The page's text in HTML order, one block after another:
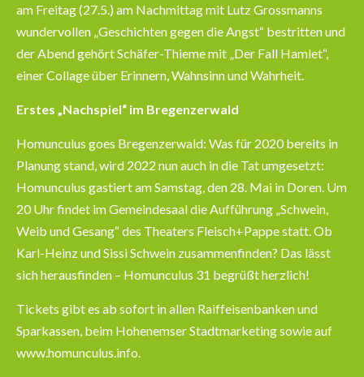
am Freitag (27.5.) am Nachmittag mit Lutz Grossmanns
wundervollen „Geschichten gegen die Angst“ bestritten und
der Abend gehört Schäfer-Thieme mit „Der Fall Hamlet“,
einer Collage über Erinnern, Wahnsinn und Wahrheit.
Erstes „Nachspiel“ im Bregenzerwald
Homunculus goes Bregenzerwald: Was für 2020 bereits in
Planung stand, wird 2022 nun auch in die Tat umgesetzt:
Homunculus gastiert am Samstag, den 28. Mai in Doren. Um
20 Uhr findet im Gemeindesaal die Aufführung „Schwein,
Weib und Gesang“ des Theaters Fleisch+Pappe statt. Ob
Karl-Heinz und Sissi Schwein zusammenfinden? Das lässt
sich herausfinden – Homunculus 31 begrüßt herzlich!
Tickets gibt es ab sofort in allen Raiffeisenbanken und
Sparkassen, beim Hohenemser Stadtmarketing sowie auf
www.homunculus.info.